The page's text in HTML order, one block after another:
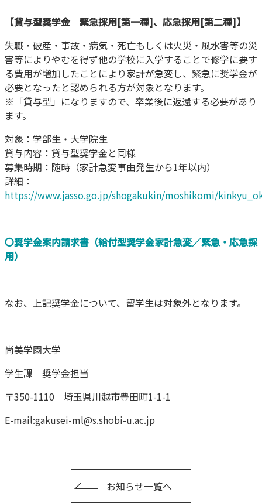
【貸与型奨学金 緊急採用[第一種]、応急採用[第二種]】
失職・破産・事故・病気・死亡もしくは火災・風水害等の災
害等によりやむを得ず他の学校に入学することで修学に要す
る費用が増加したことにより家計が急変し、緊急に奨学金が
必要となったと認められる方が対象となります。
※「貸与型」になりますので、卒業後に返還する必要があり
ます。
対象：学部生・⼤学院生
貸与内容：貸与型奨学金と同様
募集時期：随時（家計急変事由発生から1年以内）
詳細：
https://www.jasso.go.jp/shogakukin/moshikomi/
〇奨学金案内請求書（給付型奨学金家計急変／緊急・応急採
用）
なお、上記奨学金について、留学生は対象外となります。
尚美学園大学
学生課 奨学金担当
〒350-1110 埼玉県川越市豊田町1-1-1
E-mail:gakusei-ml@s.shobi-u.ac.jp
お知らせ一覧へ